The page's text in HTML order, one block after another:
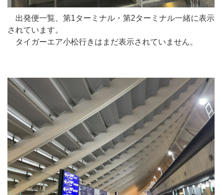
出発便一覧、第1ターミナル・第2ターミナル一緒に表示
されています。
タイガーエア小松行きはまだ表示されていません。